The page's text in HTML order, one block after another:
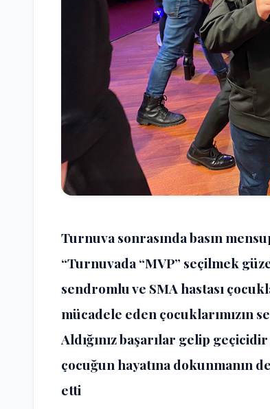
Turnuva sonrasında basın
“Turnuvada “MVP” seçilmek
sendromlu ve SMA hastası
mücadele eden çocuklarımızın
Aldığınız başarılar gelip
çocuğun hayatına dokunmanın
etti